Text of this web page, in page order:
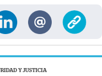
Y JUSTICIA